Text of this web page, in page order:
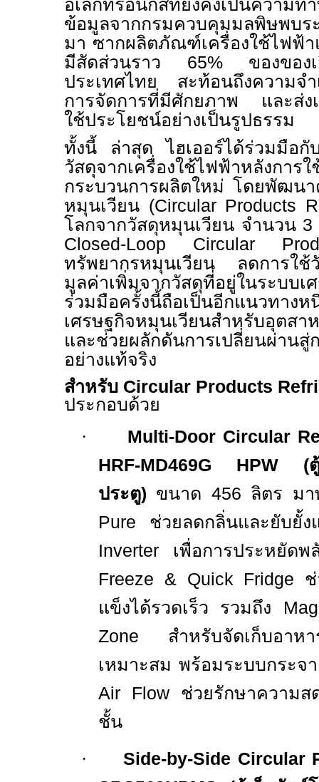
อิเล็กทรอนิกส์ที่ยังคงเป็นความ
ข้อมูลจากกรมควบคุมมลพิษพบ
มา ซากผลิตภัณฑ์เครื่องใช้ไฟฟ้า
มีสัดส่วนราว 65% ของของเ
ประเทศไทย สะท้อนถึงความจ
การจัดการที่มีศักยภาพ และส่ง
ใช้ประโยชน์อย่างเป็นรูปธรรม
ทั้งนี้ ล่าสุด ไฮเออร์ได้ร่วมมือกั
วัสดุจากเครื่องใช้ไฟฟ้าหลังการใ
กระบวนการผลิตใหม่ โดยพัฒนา
หมุนเวียน (Circular Products
โลกจากวัสดุหมุนเวียน จำนวน 3
Closed-Loop Circular
ทรัพยากรหมุนเวียน ลดการใ
มูลค่าเพิ่มจากวัสดุที่อยู่ในระบบ
ร่วมมือครั้งนี้ถือเป็นอีกแนวทาง
เศรษฐกิจหมุนเวียนสำหรับอุตสา
และช่วยผลักดันการเปลี่ยนผ่าน
อย่างแท้จริง
สำหรับ Circular Products
ประกอบด้วย
·
Multi-Door Circular
HRF-MD469G HPW (ตู้
ประตู) ขนาด 456 ลิตร ม
Pure ช่วยลดกลิ่นและยับยั้
Inverter เพื่อการประหยั
Freeze & Quick Fridge
แข็งได้รวดเร็ว รวมถึง
Zone สำหรับจัดเก็บอาห
เหมาะสม พร้อมระบบกระจ
Air Flow ช่วยรักษาความส
ชั้น
·
Side-by-Side Circular